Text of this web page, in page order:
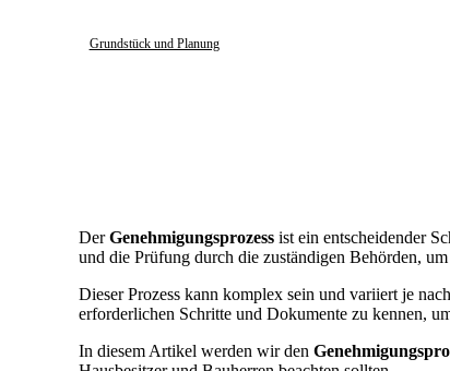
Grundstück und Planung
DerGenehmigungsprozess ist ein entscheidender
und die Prüfung durch die zuständigen Behörden,
Dieser Prozess kann komplex sein und variiert je
erforderlichen Schritte und Dokumente zu kennen,
In diesem Artikel werden wir den